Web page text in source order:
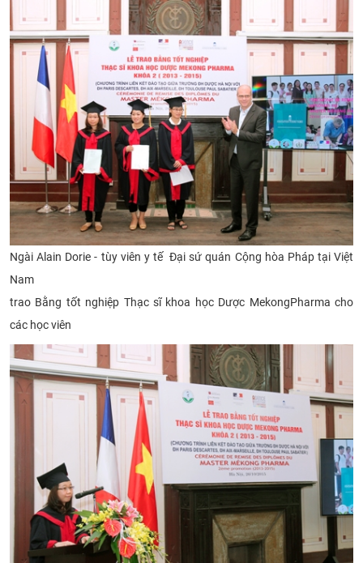
Ngài Alain Dorie - tùy viên y tếĐại sứ quán Cộng hòa Pháp tại Việt
Nam
trao Bằng tốt nghiệp Thạc sĩ khoa học Dược MekongPharma cho
các học viên